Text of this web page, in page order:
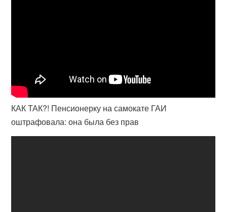
КАК ТАК?! Пенсионерку на самокате ГАИ
оштрафовала: она была без прав